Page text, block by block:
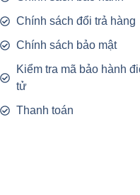
Chính sách đổi trả hàng
Chính sách bảo mật
Kiểm tra mã bảo hành
tử
Thanh toán